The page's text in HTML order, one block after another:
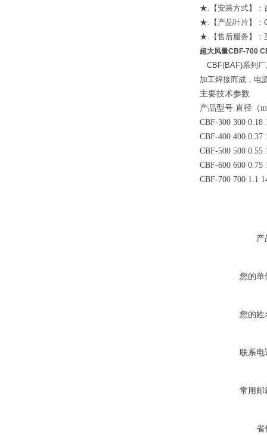
★.【安装方式】：
★.【产品叶片】：
★.【售后服务】：
超大风量CBF-700
CBF(BAF)系列厂
加工焊接而成，电
主要技术参数
产品型号 直径（
CBF-300 300
CBF-400 400 0.37
CBF-500 500 0.55
CBF-600 600 0.75
CBF-700 700 1.1
产
您的单
您的姓
联系电
常用邮
省